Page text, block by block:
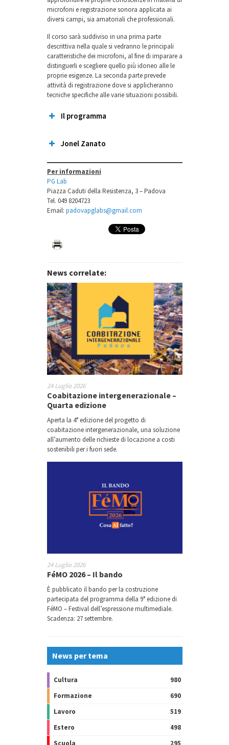
microfoni e registrazione sonora applicata ai
diversi campi, sia amatoriali che professionali.
Il corso sarà suddiviso in una prima parte
descrittiva nella quale si vedranno le principali
caratteristiche dei microfoni, al fine di imparare a
distinguerli e scegliere quello più idoneo alle le
proprie esigenze. La seconda parte prevede
attività di registrazione dove si applicheranno
tecniche specifiche alle varie situazioni possibili.
Il programma
Jonel Zanato
Per informazioni
PG Lab
Piazza Caduti della Resistenza, 3 – Padova
Tel. 049 8204723
Email: padovapglabs@gmail.com
News correlate:
24 Luglio 2026
Coabitazione intergenerazionale –
Quarta edizione
Aperta la 4° edizione del progetto di
coabitazione intergenerazionale, una soluzione
all’aumento delle richieste di locazione a costi
sostenibili per i fuori sede.
24 Luglio 2026
FéMO 2026 – Il bando
È pubblicato il bando per la costruzione
partecipata del programma della 9° edizione di
FéMO – Festival dell’espressione multimediale.
Scadenza: 27 settembre.
News per tema
Cultura
980
Formazione
690
Lavoro
519
Estero
498
Scuola
295